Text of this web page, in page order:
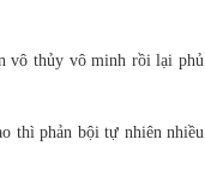
vô thủy vô minh rồi lại phủ
thì phản bội tự nhiên nhiều